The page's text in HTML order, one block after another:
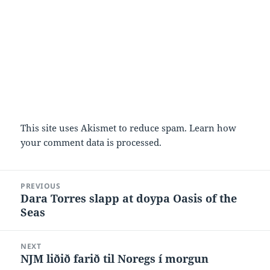
This site uses Akismet to reduce spam.Learn how
your comment data is processed.
navigation
PREVIOUS
Previous
post:
Dara Torres slapp at doypa Oasis of the
Seas
NEXT
Next
NJM liðið farið til Noregs í morgun